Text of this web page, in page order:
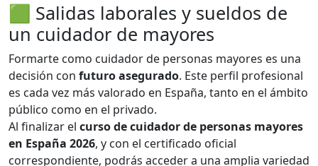
🟩 Salidas laborales y sueldos de
un cuidador de mayores
Formarte como cuidador de personas mayores es una
decisión con futuro asegurado. Este perfil profesional
es cada vez más valorado en España, tanto en el ámbito
público como en el privado.
Al finalizar el curso de cuidador de personas mayores
en España 2026, y con el certificado oficial
correspondiente, podrás acceder a una amplia variedad